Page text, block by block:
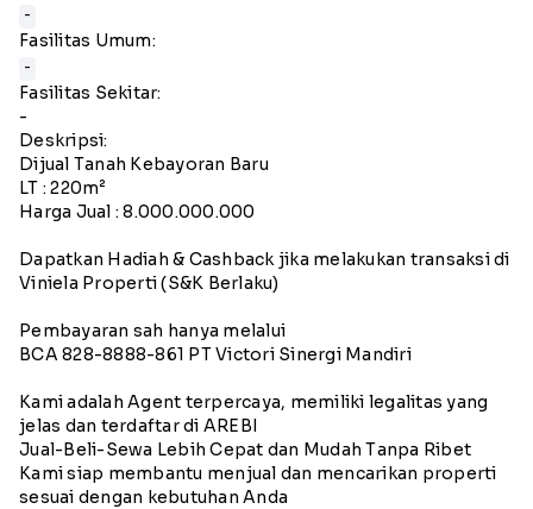
-
Fasilitas Umum:
-
Fasilitas Sekitar:
-
Deskripsi:
Dijual Tanah Kebayoran Baru
LT : 220m²
Harga Jual : 8.000.000.000
Dapatkan Hadiah & Cashback jika melakukan transaksi di
Viniela Properti (S&K Berlaku)
Pembayaran sah hanya melalui
BCA 828-8888-861 PT Victori Sinergi Mandiri
Kami adalah Agent terpercaya, memiliki legalitas yang
jelas dan terdaftar di AREBI
Jual-Beli-Sewa Lebih Cepat dan Mudah Tanpa Ribet
Kami siap membantu menjual dan mencarikan properti
sesuai dengan kebutuhan Anda